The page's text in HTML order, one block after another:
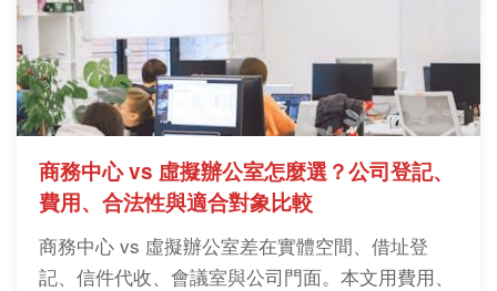
商務中心 vs 虛擬辦公室怎麼選？公司登記、
費用、合法性與適合對象比較
商務中心 vs 虛擬辦公室差在實體空間、借址登
記、信件代收、會議室與公司門面。本文用費用、